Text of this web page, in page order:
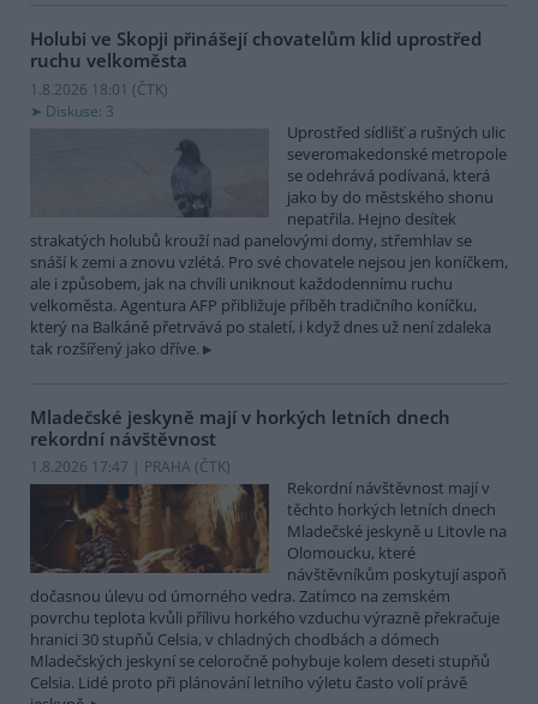
Holubi ve Skopji přinášejí chovatelům klid uprostřed
ruchu velkoměsta
1.8.2026 18:01 (ČTK)
Diskuse: 3
Uprostřed sídlišť a rušných ulic
severomakedonské metropole
se odehrává podívaná, která
jako by do městského shonu
nepatřila. Hejno desítek
strakatých holubů krouží nad panelovými domy, střemhlav se
snáší k zemi a znovu vzlétá. Pro své chovatele nejsou jen koníčkem,
ale i způsobem, jak na chvíli uniknout každodennímu ruchu
velkoměsta. Agentura AFP přibližuje příběh tradičního koníčku,
který na Balkáně přetrvává po staletí, i když dnes už není zdaleka
tak rozšířený jako dříve.
Mladečské jeskyně mají v horkých letních dnech
rekordní návštěvnost
1.8.2026 17:47 | PRAHA (ČTK)
Rekordní návštěvnost mají v
těchto horkých letních dnech
Mladečské jeskyně u Litovle na
Olomoucku, které
návštěvníkům poskytují aspoň
dočasnou úlevu od úmorného vedra. Zatímco na zemském
povrchu teplota kvůli přílivu horkého vzduchu výrazně překračuje
hranici 30 stupňů Celsia, v chladných chodbách a dómech
Mladečských jeskyní se celoročně pohybuje kolem deseti stupňů
Celsia. Lidé proto při plánování letního výletu často volí právě